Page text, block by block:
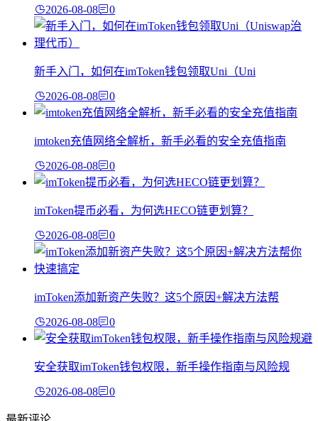
2026-08-08 0
新手入门，如何在imToken钱包领取Uni（Uni
2026-08-08 0
imtoken充值网络全解析，新手必看的安全充值指南
2026-08-08 0
imToken提币必看，为何选HECO链更划算？
2026-08-08 0
imToken添加新资产失败？这5个原因+解决方法帮
2026-08-08 0
安全获取imToken钱包权限，新手操作指南与风险规
2026-08-08 0